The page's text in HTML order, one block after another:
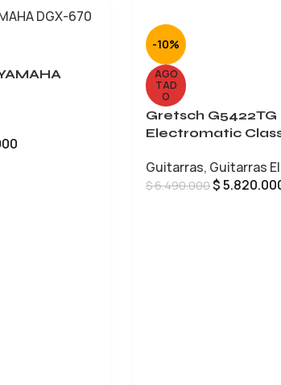
-10%
AGO
TAD
O
Gretsch G5422TG
Electromatic
Guitarras, Guitarras
$6.490.000$